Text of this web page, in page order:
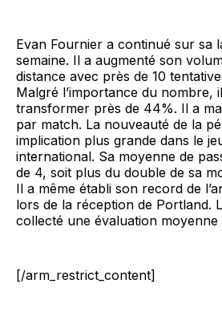
Evan Fournier a continué sur sa
semaine. Il a augmenté son
distance avec près de 10
Malgré l’importance du nombre,
transformer près de 44%. Il a
par match. La nouveauté de la
implication plus grande dans le
international. Sa moyenne de
de 4, soit plus du double de sa
Il a même établi son record de
lors de la réception de Portland.
collecté une évaluation moyenne
[/arm_restrict_content]